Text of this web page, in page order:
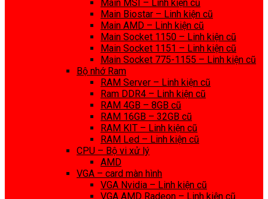
Main MSI – Linh kiện cũ
Main Biostar – Linh kiện cũ
Main AMD – Linh kiện cũ
Main Socket 1150 – Linh kiện cũ
Main Socket 1151 – Linh kiện cũ
Main Socket 775-1155 – Linh kiện cũ
Bộ nhớ Ram
RAM Server – Linh kiện cũ
Ram DDR4 – Linh kiện cũ
RAM 4GB – 8GB cũ
RAM 16GB – 32GB cũ
RAM KIT – Linh kiện cũ
RAM Led – Linh kiện cũ
CPU – Bộ vi xử lý
AMD
VGA – card màn hình
VGA Nvidia – Linh kiện cũ
VGA AMD Radeon – Linh kiện cũ